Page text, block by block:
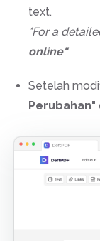
text.
*For a
online"
Setelah
Perubahan"